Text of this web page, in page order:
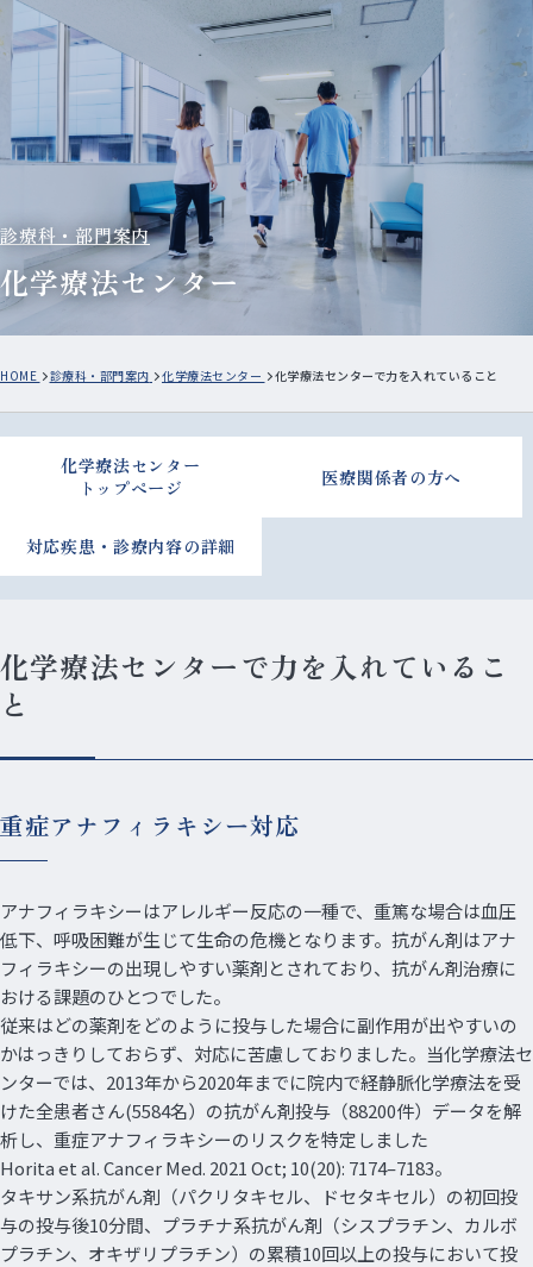
診療科・部門案内
化学療法センター
HOME 診療科・部門案内 化学療法センター 化学療法センターで力を入れていること
化学療法センター
トップページ
医療関係者の方へ
対応疾患・診療内容の詳細
化学療法センターで力を入れているこ
と
重症アナフィラキシー対応
アナフィラキシーはアレルギー反応の一種で、重篤な場合は血圧
低下、呼吸困難が生じて生命の危機となります。抗がん剤はアナ
フィラキシーの出現しやすい薬剤とされており、抗がん剤治療に
おける課題のひとつでした。
従来はどの薬剤をどのように投与した場合に副作用が出やすいの
かはっきりしておらず、対応に苦慮しておりました。当化学療法セ
ンターでは、2013年から2020年までに院内で経静脈化学療法を受
けた全患者さん(5584名）の抗がん剤投与（88200件）データを解
析し、重症アナフィラキシーのリスクを特定しました
Horita et al. Cancer Med. 2021 Oct; 10(20): 7174–7183。
タキサン系抗がん剤（パクリタキセル、ドセタキセル）の初回投
与の投与後10分間、プラチナ系抗がん剤（シスプラチン、カルボ
プラチン、オキザリプラチン）の累積10回以上の投与において投